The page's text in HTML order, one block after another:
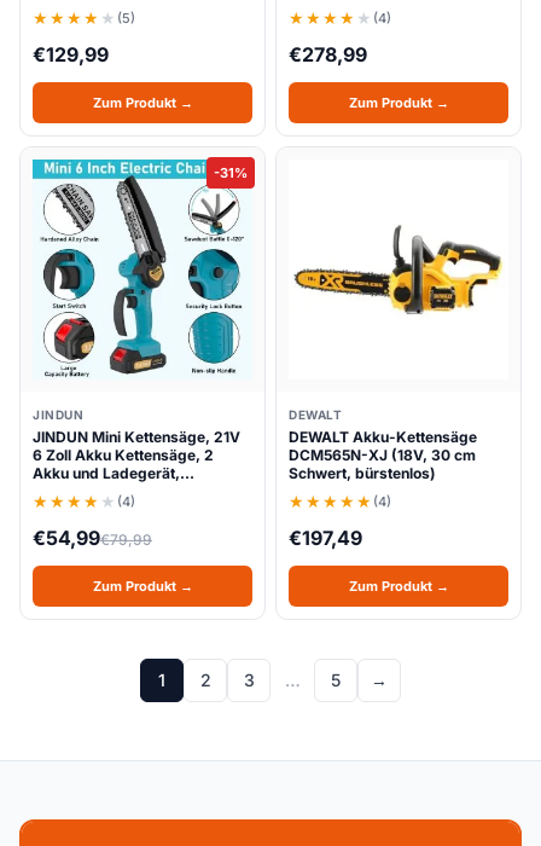
(5)
€129,99
Zum Produkt →
(4)
€278,99
Zum Produkt →
-31%
JINDUN
JINDUN Mini Kettensäge, 21V
6 Zoll Akku Kettensäge, 2
Akku und Ladegerät,…
(4)
€54,99€79,99
Zum Produkt →
DEWALT
DEWALT Akku-Kettensäge
DCM565N-XJ (18V, 30 cm
Schwert, bürstenlos)
(4)
€197,49
Zum Produkt →
1 2 3 … 5 →